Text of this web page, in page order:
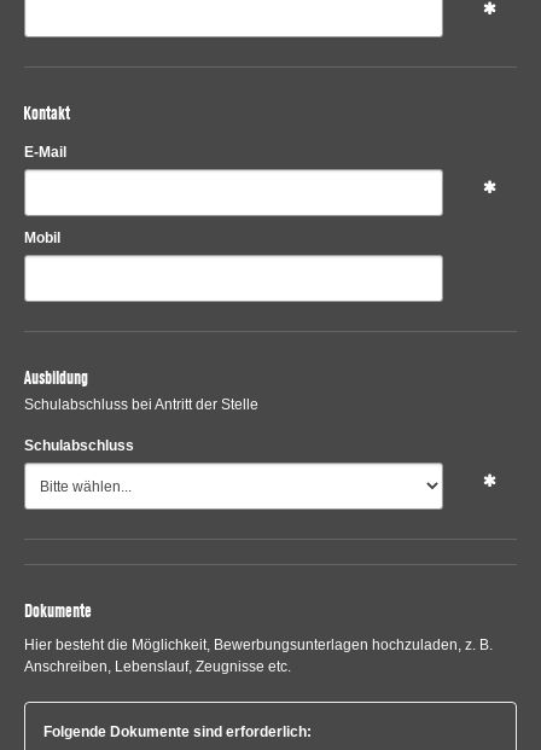
Kontakt
E-Mail
Mobil
Ausbildung
Schulabschluss bei Antritt der Stelle
Schulabschluss
Dokumente
Hier besteht die Möglichkeit, Bewerbungsunterlagen hochzuladen, z. B.
Anschreiben, Lebenslauf, Zeugnisse etc.
Folgende Dokumente sind erforderlich: